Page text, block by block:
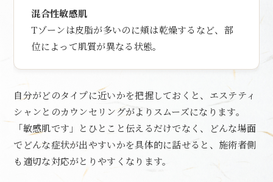
混合性敏感肌
Tゾーンは皮脂が多いのに頬は乾燥するなど、部
位によって肌質が異なる状態。
自分がどのタイプに近いかを把握しておくと、エステティ
シャンとのカウンセリングがよりスムーズになります。
「敏感肌です」とひとこと伝えるだけでなく、どんな場面
でどんな症状が出やすいかを具体的に話せると、施術者側
も適切な対応がとりやすくなります。